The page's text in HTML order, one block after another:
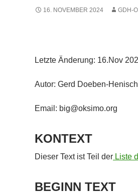
16. NOVEMBER 2024 GDH-
Letzte Änderung: 16.Nov
Autor: Gerd Doeben-
Email: big@oksimo.org
KONTEXT
Dieser Text ist Teil der Liste
BEGINN TEXT